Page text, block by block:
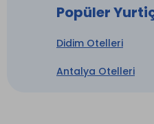
Popüler
Didim Otelleri
Antalya Otelleri